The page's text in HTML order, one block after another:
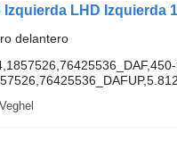
delantero